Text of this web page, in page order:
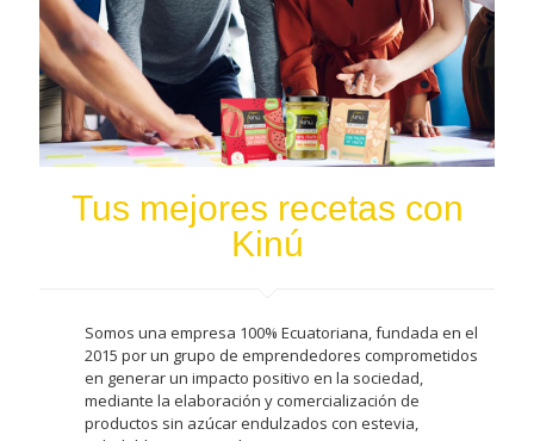
Tus mejores recetas con
Kinú
Somos una empresa 100% Ecuatoriana, fundada en el
2015 por un grupo de emprendedores comprometidos
en generar un impacto positivo en la sociedad,
mediante la elaboración y comercialización de
productos sin azúcar endulzados con estevia,